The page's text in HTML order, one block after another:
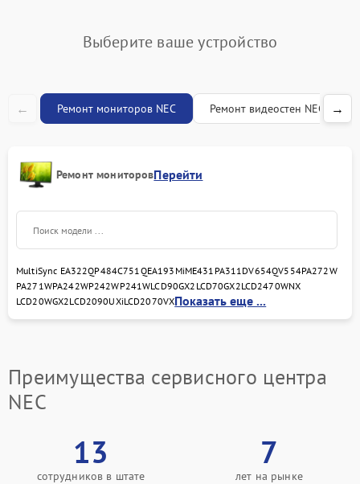
Выберите ваше устройство
← Ремонт мониторов NEC Ремонт видеостен NEC →
Ремонт мониторовПерейти
MultiSync EA322QP484C751QEA193MiME431 PA311DV654QV554PA272W
PA271WPA242WP242WP241WLCD90GX2 LCD70GX2LCD2470WNX
LCD20WGX2LCD2090UXiLCD2070VXПоказать еще ...
Преимущества сервисного центра
NEC
13
сотрудников в штате
7
лет на рынке